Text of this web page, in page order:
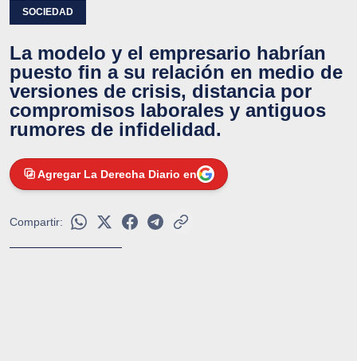
SOCIEDAD
La modelo y el empresario habrían
puesto fin a su relación en medio de
versiones de crisis, distancia por
compromisos laborales y antiguos
rumores de infidelidad.
Agregar La Derecha Diario en
Compartir: